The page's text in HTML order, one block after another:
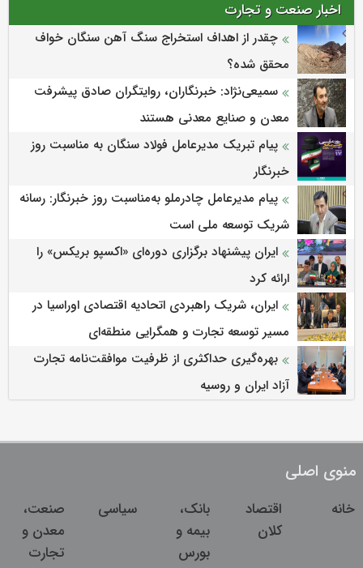
اخبار صنعت و تجارت
چقدر از اهداف استخراج سنگ آهن سنگان خواف
محقق شده؟
سمیعی‌نژاد: خبرنگاران، روایتگران صادق پیشرفت
معدن و صنایع معدنی هستند
پیام تبریک مدیرعامل فولاد سنگان به مناسبت روز
خبرنگار
پیام مدیرعامل چادرملو به‌مناسبت روز خبرنگار: رسانه
شریک توسعه ملی است
ایران پیشنهاد برگزاری دوره‌ای «اکسپو بریکس» را
ارائه کرد
ایران، شریک راهبردی اتحادیه اقتصادی اوراسیا در
مسیر توسعه تجارت و همگرایی منطقه‌ای
بهره‌گیری حداکثری از ظرفیت موافقت‌نامه تجارت
آزاد ایران و روسیه
منوی اصلی
خانه
اقتصاد
کلان
بانک،
بیمه و
بورس
سیاسی
صنعت،
معدن و
تجارت